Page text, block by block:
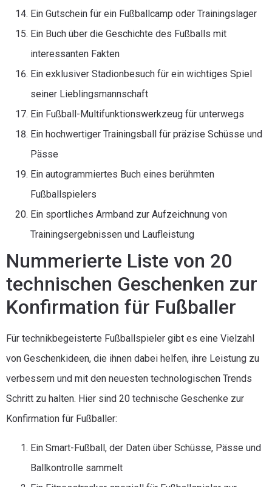
Ein Gutschein für ein Fußballcamp oder Trainingslager
Ein Buch über die Geschichte des Fußballs mit
interessanten Fakten
Ein exklusiver Stadionbesuch für ein wichtiges Spiel
seiner Lieblingsmannschaft
Ein Fußball-Multifunktionswerkzeug für unterwegs
Ein hochwertiger Trainingsball für präzise Schüsse und
Pässe
Ein autogrammiertes Buch eines berühmten
Fußballspielers
Ein sportliches Armband zur Aufzeichnung von
Trainingsergebnissen und Laufleistung
Nummerierte Liste von 20
technischen Geschenken zur
Konfirmation für Fußballer
Für technikbegeisterte Fußballspieler gibt es eine Vielzahl
von Geschenkideen, die ihnen dabei helfen, ihre Leistung zu
verbessern und mit den neuesten technologischen Trends
Schritt zu halten. Hier sind 20 technische Geschenke zur
Konfirmation für Fußballer:
Ein Smart-Fußball, der Daten über Schüsse, Pässe und
Ballkontrolle sammelt